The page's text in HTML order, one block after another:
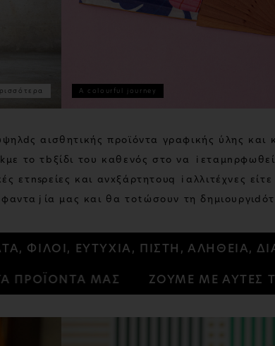
A colourful journey
ψη λ ή ς α ι σ θ ητ ι κή ς π ρο ϊ όντα γρ α φ ι κή ς ύ λη ς κ α ι κ
υ μ ε το τ α ξ ί δ ι το υ κ α θ ε νό ς σ το ν α μ ετ α μ ο ρφ ω θ ε ί
έ ς ε τ α ιρ ε ί ε ς κ α ι αν ε ξ ά ρτητ ο υς κ α λ λ ι τέ χν ε ς ε ίτ ε
φ αντα σ ί α μ α ς κ α ι θ α τ ον ώ σ ο υν τη δη μ ι ου ργι κ ότ
ΦΙΛΟΙ, ΕΥΤΥΧΙΑ, ΠΙΣΤΗ,
ΜΑΣ ΖΟΥΜΕ ΜΕ ΑΥΤΕΣ ΤΙΣ